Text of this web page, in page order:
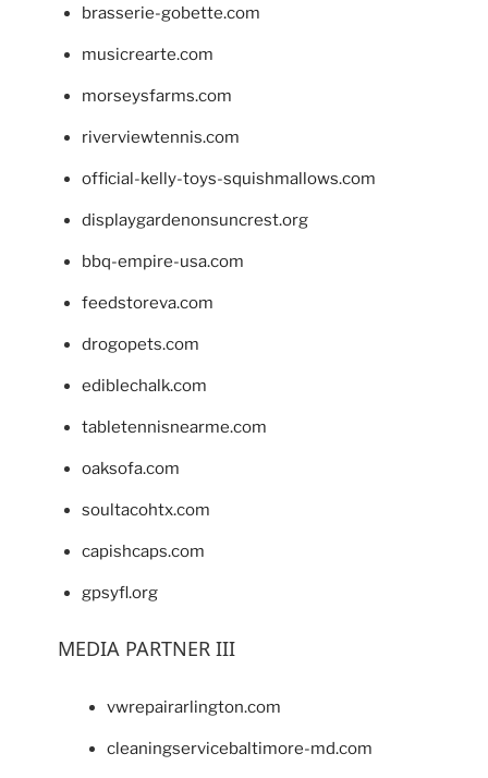
brasserie-gobette.com
musicrearte.com
morseysfarms.com
riverviewtennis.com
official-kelly-toys-squishmallows.com
displaygardenonsuncrest.org
bbq-empire-usa.com
feedstoreva.com
drogopets.com
ediblechalk.com
tabletennisnearme.com
oaksofa.com
soultacohtx.com
capishcaps.com
gpsyfl.org
MEDIA PARTNER III
vwrepairarlington.com
cleaningservicebaltimore-md.com